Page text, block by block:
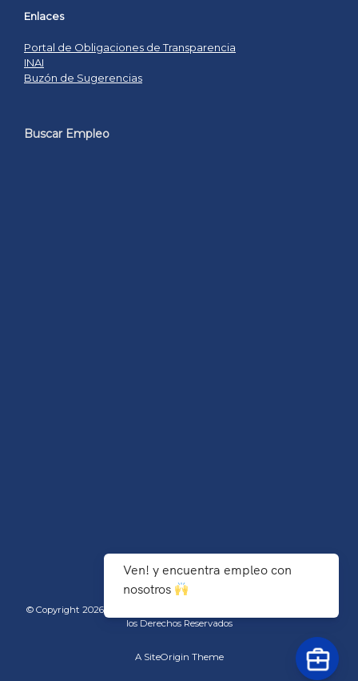
Enlaces
Portal de Obligaciones de Transparencia
INAI
Buzón de Sugerencias
Buscar Empleo
Ven! y encuentra empleo con
nosotros
© Copyright 2026 TecNM/Instituto Tecnológico de Agua Prieta - Todos
los Derechos Reservados
A SiteOrigin Theme